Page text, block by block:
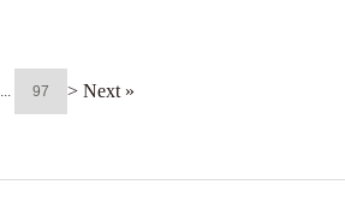
... 97 > Next »